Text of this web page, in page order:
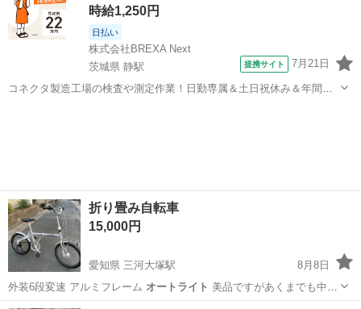
時給1,250円
日払い
株式会社BREXA Next
茨城県 静駅
提携サイト 7月21日
コネクタ製造工場の検査や測定作業！日勤専属＆土日祝休み＆年間休
折り畳み自転車
15,000円
愛知県 三河大塚駅
8月8日
外装6段変速 アルミフレーム オートライト
品にな…